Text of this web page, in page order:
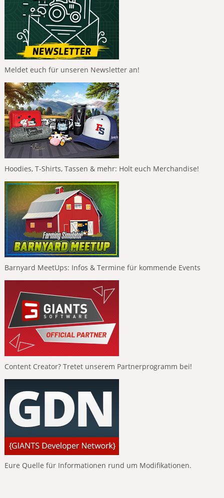
Meldet euch für unseren Newsletter an!
Hoodies, T-Shirts, Tassen & mehr: Holt euch Merchandise!
Barnyard MeetUps: Infos & Termine für kommende Events
Content Creator? Tretet unserem Partnerprogramm bei!
Eure Quelle für Informationen rund um Modifikationen.